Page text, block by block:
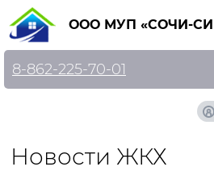
ООО МУП «СОЧИ-
8-862-225-70-01
Новости ЖКХ